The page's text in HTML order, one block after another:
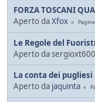
FORZA TOSCANI
Aperto daXfox Pagine
Le Regole del
Aperto da
La conta dei pugliesi
Aperto da jaquinta